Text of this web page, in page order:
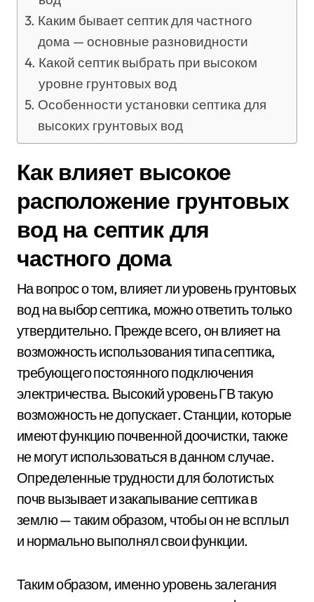
Каким бывает септик для частного
дома — основные разновидности
Какой септик выбрать при высоком
уровне грунтовых вод
Особенности установки септика для
высоких грунтовых вод
Как влияет высокое
расположение грунтовых
вод на септик для
частного дома
На вопрос о том, влияет ли уровень грунтовых
вод на выбор септика, можно ответить только
утвердительно. Прежде всего, он влияет на
возможность использования типа септика,
требующего постоянного подключения
электричества. Высокий уровень ГВ такую
возможность не допускает. Станции, которые
имеют функцию почвенной доочистки, также
не могут использоваться в данном случае.
Определенные трудности для болотистых
почв вызывает и закапывание септика в
землю — таким образом, чтобы он не всплыл
и нормально выполнял свои функции.
Таким образом, именно уровень залегания